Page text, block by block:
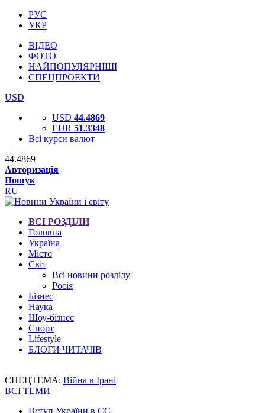
РУС
УКР
ВІДЕО
ФОТО
НАЙПОПУЛЯРНІШІ
СПЕЦПРОЕКТИ
USD
USD 44.4869
EUR 51.3348
Всі курси валют
44.4869
Авторизація
Пошук
RU
ВСІ РОЗДІЛИ
Головна
Україна
Місто
Світ
Всі новини розділу
Росія
Бізнес
Наука
Шоу-бізнес
Спорт
Lifestyle
БЛОГИ ЧИТАЧІВ
СПЕЦТЕМА: Війна в Ірані
ВСІ ТЕМИ
Вступ України в ЄС